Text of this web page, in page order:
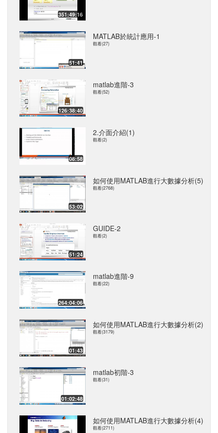
351:49:16
51:41
MATLAB於統計應用-1
觀看(27)
126:38:40
matlab進階-3
觀看(52)
08:58
2.介面介紹(1)
觀看(2)
53:02
如何使用MATLAB進行大數據分析(5)
觀看(2768)
51:24
GUIDE-2
觀看(2)
264:04:06
matlab進階-9
觀看(22)
01:43
如何使用MATLAB進行大數據分析(2)
觀看(3179)
01:02:48
matlab初階-3
觀看(31)
如何使用MATLAB進行大數據分析(4)
觀看(2711)